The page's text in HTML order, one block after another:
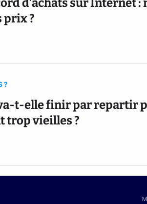
d'achats sur Internet
prix ?
?
t-elle finir par repartir
trop vieilles ?